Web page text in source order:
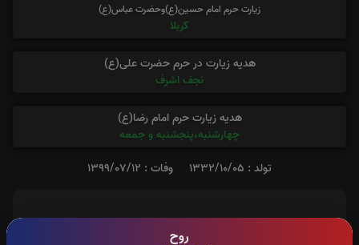
روح
زیارت حرم امام حسین(ع)وحضرت عباس(ع)
کربلا
هدیه زیارت در حرم حضرت علی(ع)
نجف اشرف
هدیه زیارت حرم امام رضا(ع)
چهارشنبه،پنجشنبه و جمعه
تولد : 1332/10/05
وفات : 1399/07/12